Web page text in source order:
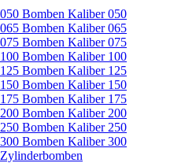
Bomben Kaliber 050
Bomben Kaliber 065
Bomben Kaliber 075
Bomben Kaliber 100
Bomben Kaliber 125
Bomben Kaliber 150
Bomben Kaliber 175
Bomben Kaliber 200
Bomben Kaliber 250
Bomben Kaliber 300
Zylinderbomben